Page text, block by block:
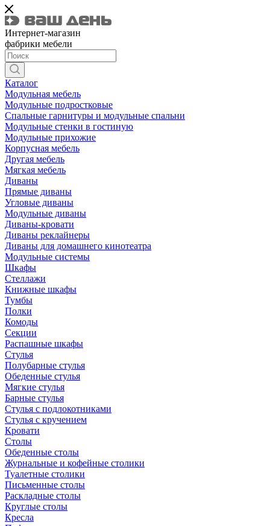
Интернет-магазин
фабрики мебели
Каталог
Модульная мебель
Модульные подростковые
Спальные гарнитуры и модульные спальни
Модульные стенки в гостиную
Модульные прихожие
Корпусная мебель
Другая мебель
Мягкая мебель
Диваны
Прямые диваны
Угловые диваны
Модульные диваны
Диваны-кровати
Диваны реклайнеры
Диваны для домашнего кинотеатра
Модульные системы
Шкафы
Стеллажи
Книжные шкафы
Тумбы
Полки
Комоды
Секции
Распашные шкафы
Стулья
Полубарные стулья
Обеденные стулья
Мягкие стулья
Барные стулья
Стулья с подлокотниками
Стулья с кручением
Кровати
Столы
Обеденные столы
Журнальные и кофейные столики
Туалетные столики
Письменные столы
Раскладные столы
Круглые столы
Кресла